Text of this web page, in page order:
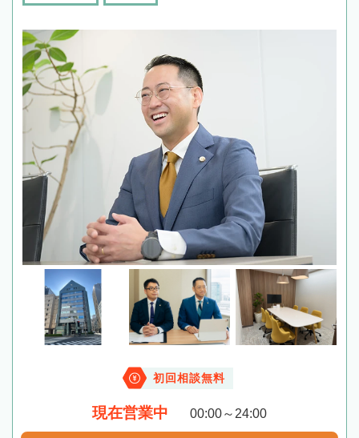
初回相談無料
現在営業中 00:00～24:00